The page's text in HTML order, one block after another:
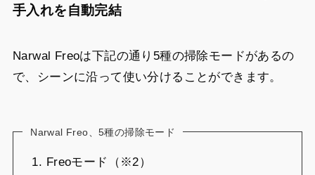
手入れを自動完結
Narwal Freoは下記の通り5種の掃除モードがあるの
で、シーンに沿って使い分けることができます。
Narwal Freo、5種の掃除モード
Freoモード（※2）